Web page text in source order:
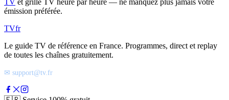
TV et grille TV heure par heure — ne manquez plus jamais votre
émission préférée.
TVfr
Le guide TV de référence en France. Programmes, direct et replay
de toutes les chaînes gratuitement.
✉ support@tv.fr